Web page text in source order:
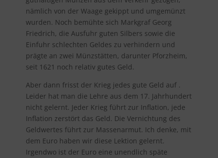
nämlich von der Waage gekippt und umgemünzt
wurden. Noch bemühte sich Markgraf Georg
Friedrich, die Ausfuhr guten Silbers sowie die
Einfuhr schlechten Geldes zu verhindern und
prägte an zwei Münzstätten, darunter Pforzheim,
seit 1621 noch relativ gutes Geld.
Aber dann frisst der Krieg jedes gute Geld auf .
Leider hat man die Lehre aus dem 17. Jahrhundert
nicht gelernt. Jeder Krieg führt zur Inflation, jede
Inflation zerstört das Geld. Die Vernichtung des
Geldwertes führt zur Massenarmut. Ich denke, mit
dem Euro haben wir diese Lektion gelernt.
Irgendwo ist der Euro eine unendlich späte